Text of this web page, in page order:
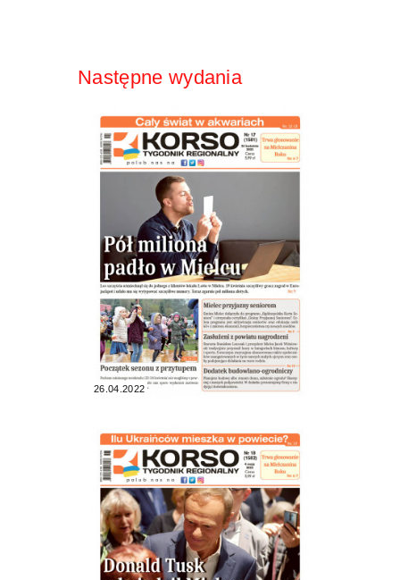
Następne wydania
26.04.2022